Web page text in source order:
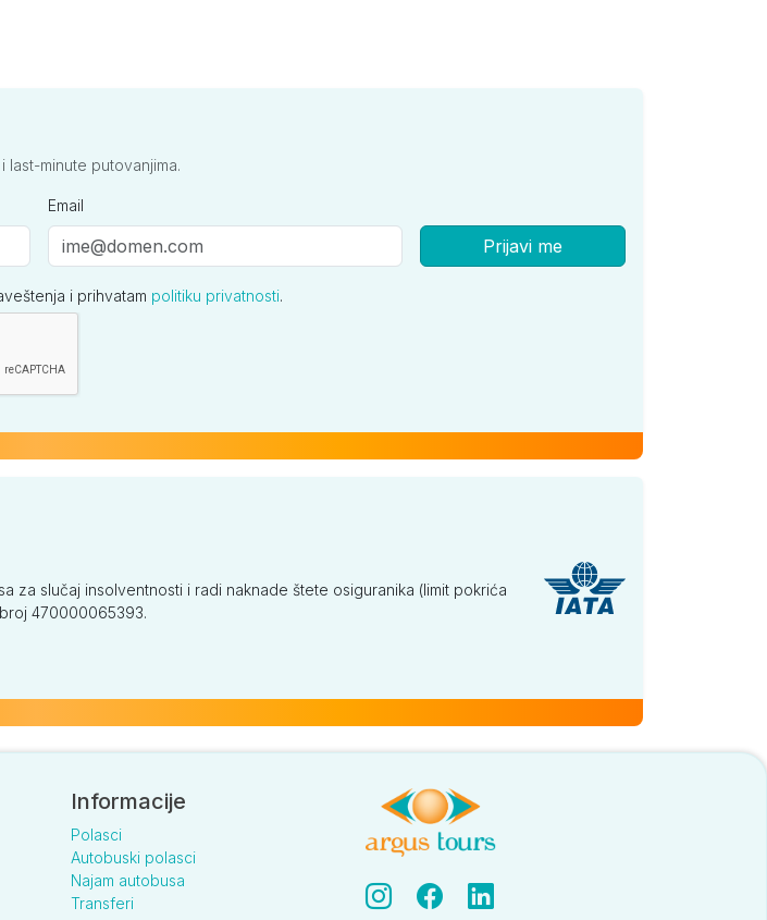
last-minute putovanjima.
Email
Prijavi me
i prihvatam politiku privatnosti.
za slučaj insolventnosti i radi naknade štete osiguranika (limit pokrića
broj 470000065393.
Informacije
Polasci
Autobuski polasci
Najam autobusa
Transferi